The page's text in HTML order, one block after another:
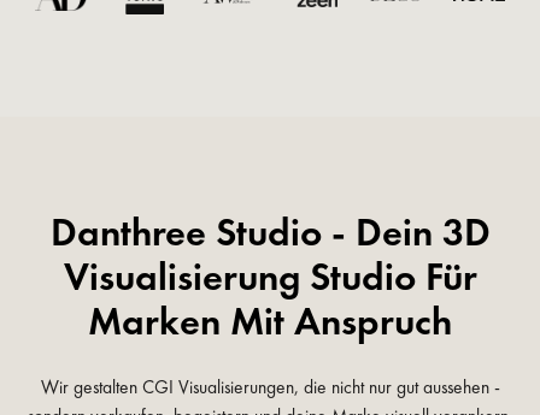
Danthree Studio - Dein 3D
Visualisierung Studio Für
Marken Mit Anspruch
Wir gestalten CGI Visualisierungen, die nicht nur gut aussehen -